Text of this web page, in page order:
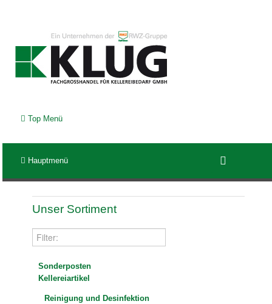
Top Menü
Hauptmenü
Unser Sortiment
Sonderposten
Kellereiartikel
Reinigung und Desinfektion